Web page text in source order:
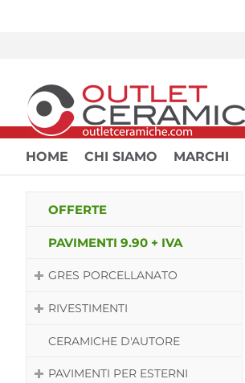
HOME CHI SIAMO MARCHI
OFFERTE
PAVIMENTI 9.90 + IVA
GRES PORCELLANATO
RIVESTIMENTI
CERAMICHE D'AUTORE
PAVIMENTI PER ESTERNI